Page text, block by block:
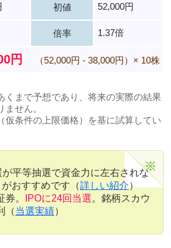
初値 52,000円
倍率 1.37倍
円 （52,000円 - 38,000円）× 10株
まで予想であり、将来の実際の結果
せん。
条件の上限価格）を基に試算してい
が平等抽選で資金力に左右されな
がおすすめです（詳しい紹介）
。
IPOに24回当選。銘柄スカウ
（当選実績）